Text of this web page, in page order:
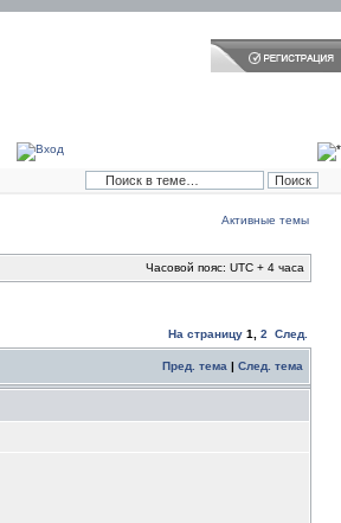
Активные темы
Часовой пояс: UTC + 4 часа
На страницу 1 2 След.
Пред. тема | След. тема